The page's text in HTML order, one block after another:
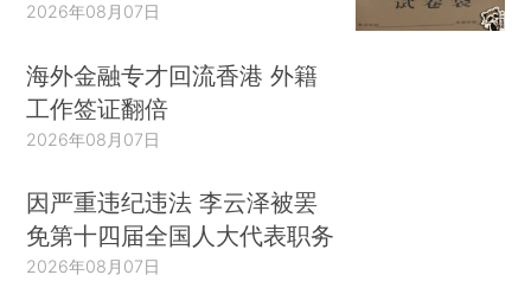
2026年08月07日
海外金融专才回流香港 外籍
工作签证翻倍
2026年08月07日
因严重违纪违法 李云泽被罢
免第十四届全国人大代表职务
2026年08月07日